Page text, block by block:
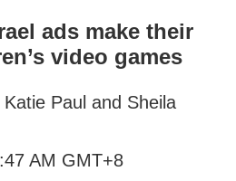
ads make their
video games
Paul and Sheila
AM GMT+8